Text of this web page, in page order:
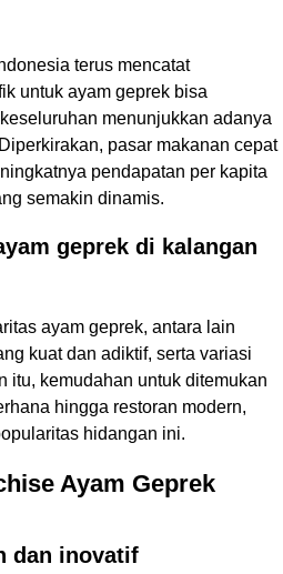
terus mencatat
untuk ayam geprek bisa
menunjukkan adanya
pasar makanan cepat
pendapatan per kapita
semakin dinamis.
geprek di kalangan
ayam geprek, antara lain
kuat dan adiktif, serta variasi
itu, kemudahan untuk ditemukan
hingga restoran modern,
hidangan ini.
Ayam Geprek
dan inovatif